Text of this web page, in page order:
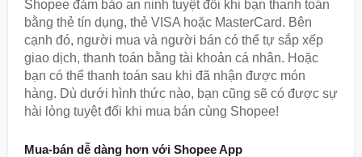
Shopee đảm bảo an ninh tuyệt đối khi bạn thanh toán
bằng thẻ tín dụng, thẻ VISA hoặc MasterCard. Bên
cạnh đó, người mua và người bán có thể tự sắp xếp
giao dịch, thanh toán bằng tài khoản cá nhân. Hoặc
bạn có thể thanh toán sau khi đã nhận được món
hàng. Dù dưới hình thức nào, bạn cũng sẽ có được sự
hài lòng tuyệt đối khi mua bán cùng Shopee!
Mua-bán dễ dàng hơn với Shopee App